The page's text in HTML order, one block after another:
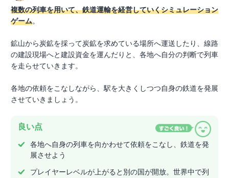
複数の列車を用いて、鉄道運輸を経営していくシミュレーション
ゲーム。
鉱山から炭鉱を採って炭鉱を求めている場所へ運送したり、線路
の建設現場へと建設資金を運んだりと、各地へ自分の判断で列車
を走らせていきます。
各地の依頼をこなしながら、駅を大きくしつつ自身の鉄道を発展
させていきましょう。
良い点
各地へ自身の列車を向かわせて依頼をこなし、鉄道を発
展させよう
プレイヤーレベルが上がると別の国が開放。世界中で列